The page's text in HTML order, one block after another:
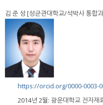
김 준 성 [성균관대학교/석박사 통합
https://orcid.org/0000-0003-
2014년 2월: 광운대학교 전자재